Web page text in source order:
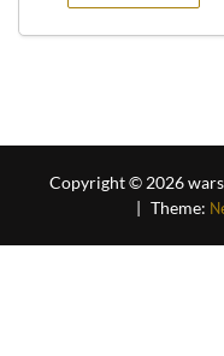
Copyright © 2026
| Theme: